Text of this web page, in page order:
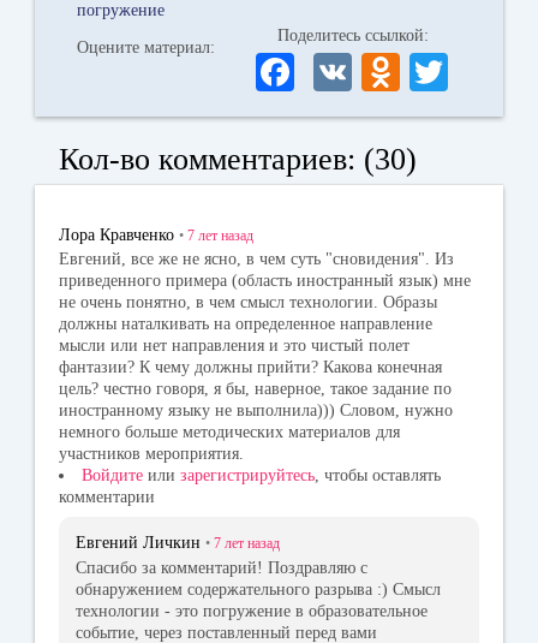
погружение
Оцените материал:
Поделитесь ссылкой:
Fa
ce
bo
ok
V
K
O
dn
ok
la
ni
ki
wi
r
Кол-во комментариев: (30)
Лора Кравченко • 7 лет назад
Евгений, все же не ясно, в чем суть "сновидения". Из
приведенного примера (область иностранный язык) мне
не очень понятно, в чем смысл технологии. Образы
должны наталкивать на определенное направление
мысли или нет направления и это чистый полет
фантазии? К чему должны прийти? Какова конечная
цель? честно говоря, я бы, наверное, такое задание по
иностранному языку не выполнила))) Словом, нужно
немного больше методических материалов для
участников мероприятия.
Войдите или зарегистрируйтесь, чтобы оставлять
комментарии
Евгений Личкин • 7 лет назад
Спасибо за комментарий! Поздравляю с
обнаружением содержательного разрыва :) Смысл
технологии - это погружение в образовательное
событие, через поставленный перед вами